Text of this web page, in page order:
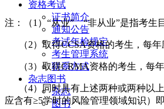
资格考试
证书简介
通知公告
考试年检规定
考生管理系统
联系方式
杂志图书
杂志
图书
注：（1）“从业”、“非从业”是指考生
（2）取得CCSA资格的考生，每年
（3）取得CRMA资格的考生，每年
（4）同时具有上述两种或两种以上
应含有≥5学时的风险管理领域知识）